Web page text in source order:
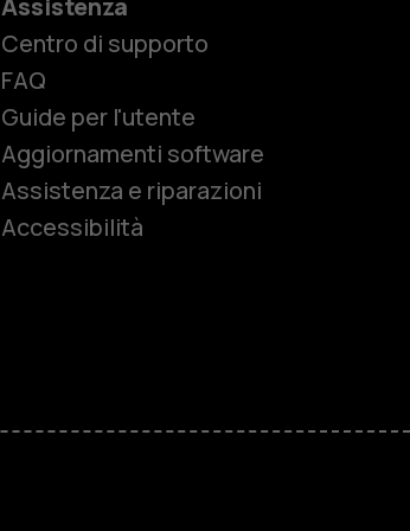
Assistenza
Centro di supporto
FAQ
Guide per l'utente
Aggiornamenti software
Assistenza e riparazioni
Accessibilità